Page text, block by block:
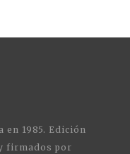
en 1985. Edición
firmados por